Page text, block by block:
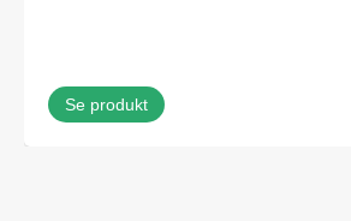
Se produkt